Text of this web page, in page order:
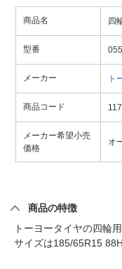
商品名 四
型番
メーカー ト
商品コード
メーカー希望小売
価格
オ
商品の特徴
トーヨータイヤの四輪
サイズは185/65R15 88H